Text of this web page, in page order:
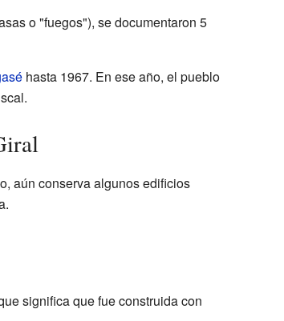
o "fuegos"), se documentaron 5
hasta 1967. En ese año, el pueblo
aún conserva algunos edificios
significa que fue construida con